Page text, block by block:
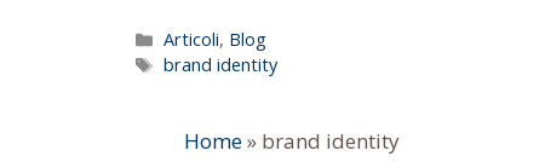
Categorie
Articoli, Blog
Tag
brand identity
Home» brand identity